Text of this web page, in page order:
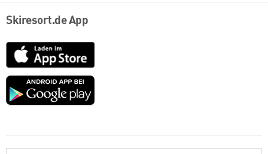
Skiresort.de App
App
Store
Google